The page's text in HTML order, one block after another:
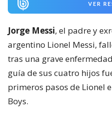
VER
Jorge Messi, el padre y
argentino Lionel Messi,
tras una grave
guía de sus cuatro hijos
primeros pasos de Lionel
Boys.